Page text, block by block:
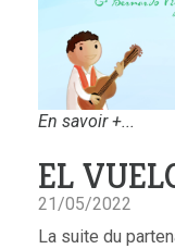
En savoir +...
EL
21/05/2022
La suite du